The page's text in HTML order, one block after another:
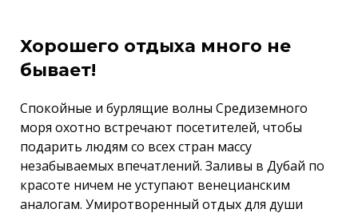
Хорошего отдыха много не
бывает!
Спокойные и бурлящие волны Средиземного
моря охотно встречают посетителей, чтобы
подарить людям со всех стран массу
незабываемых впечатлений. Заливы в Дубай по
красоте ничем не уступают венецианским
аналогам. Умиротворенный отдых для души